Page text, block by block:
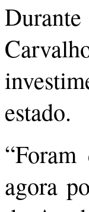
estado.
agora